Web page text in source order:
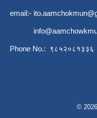
email:-
Phone No.: ९८५२०८१३३६
©